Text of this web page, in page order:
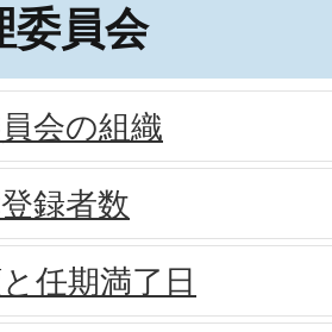
委員会
会の組織
録者数
任期満了日